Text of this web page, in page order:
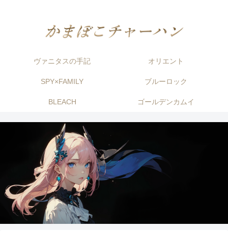
ヴァニタスの手記 オリエント
SPY×FAMILY ブルーロック
BLEACH ゴールデンカムイ